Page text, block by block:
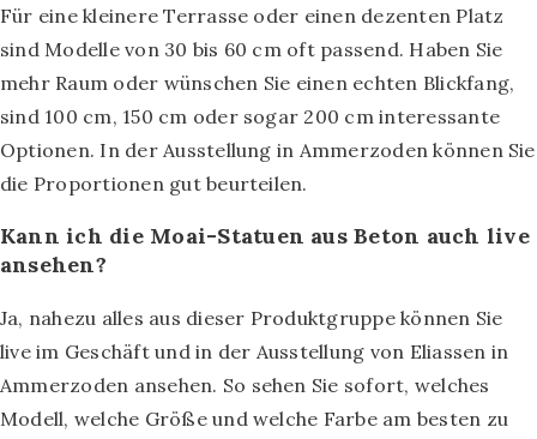
Für eine kleinere Terrasse oder einen dezenten Platz
sind Modelle von 30 bis 60 cm oft passend. Haben Sie
mehr Raum oder wünschen Sie einen echten Blickfang,
sind 100 cm, 150 cm oder sogar 200 cm interessante
Optionen. In der Ausstellung in Ammerzoden können Sie
die Proportionen gut beurteilen.
Kann ich die Moai-Statuen aus Beton auch live
ansehen?
Ja, nahezu alles aus dieser Produktgruppe können Sie
live im Geschäft und in der Ausstellung von Eliassen in
Ammerzoden ansehen. So sehen Sie sofort, welches
Modell, welche Größe und welche Farbe am besten zu